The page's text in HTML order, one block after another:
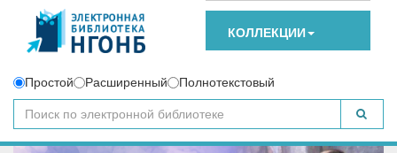
КОЛЛЕКЦИИ
Простой Расширенный Полнотекстовый